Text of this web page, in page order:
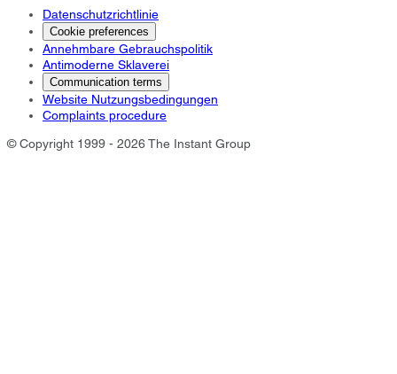
Datenschutzrichtlinie
Cookie preferences
Annehmbare Gebrauchspolitik
Antimoderne Sklaverei
Communication terms
Website Nutzungsbedingungen
Complaints procedure
© Copyright 1999 - 2026 The Instant Group